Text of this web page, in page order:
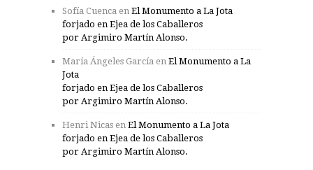
Sofía Cuenca en El Monumento a La Jota
forjado en Ejea de los Caballeros
por Argimiro Martín Alonso.
María Ángeles García en El Monumento a La
Jota
forjado en Ejea de los Caballeros
por Argimiro Martín Alonso.
Henri Nicas en El Monumento a La Jota
forjado en Ejea de los Caballeros
por Argimiro Martín Alonso.